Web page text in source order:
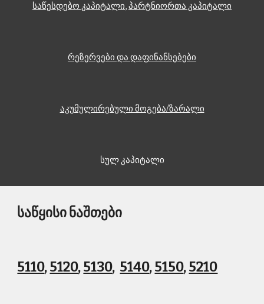
საწესდებო კაპიტალი, პარტნიორთა კაპიტალი
რეზერვები და დაფინანსებები
აკუმულირებული მოგება/ზარალი
სულ კაპიტალი
საწყისი ნაშთები
5110, 5120, 5130, 5140, 5150, 5210